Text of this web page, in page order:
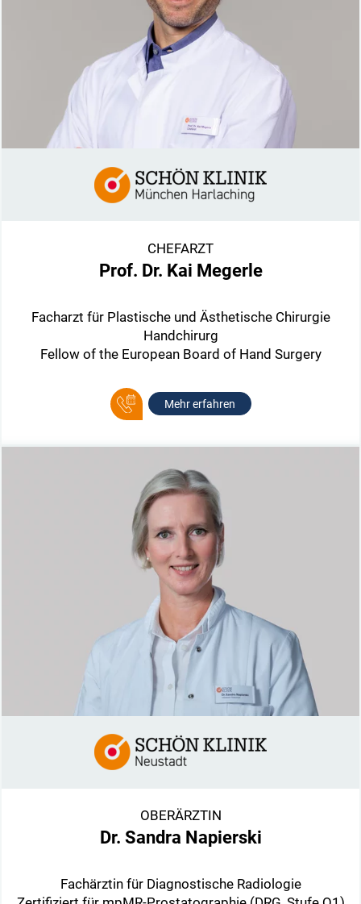
CHEFARZT
Prof. Dr. Kai Megerle
Facharzt für Plastische und Ästhetische Chirurgie
Handchirurg
Fellow of the European Board of Hand Surgery
Mehr erfahren
OBERÄRZTIN
Dr. Sandra Napierski
Fachärztin für Diagnostische Radiologie